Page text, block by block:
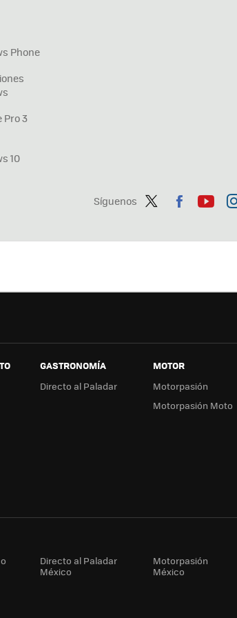
Síguenos
ter
ebo tub
Phone
Pro 3
10
GASTRONOMÍA
Directo al Paladar
MOTOR
Motorpasión
Motorpasión Moto
Directo al Paladar
México
Motorpasión
México